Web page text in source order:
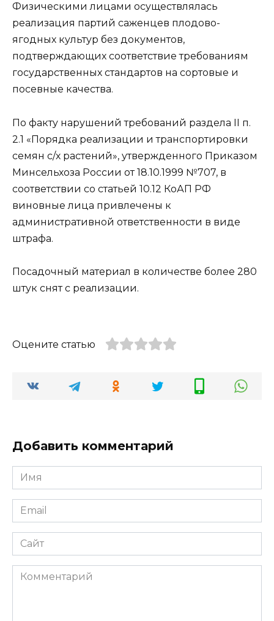
Физическими лицами осуществлялась
реализация партий саженцев плодово-
ягодных культур без документов,
подтверждающих соответствие требованиям
государственных стандартов на сортовые и
посевные качества.
По факту нарушений требований раздела II п.
2.1 «Порядка реализации и транспортировки
семян с/х растений», утвержденного Приказом
Минсельхоза России от 18.10.1999 №707, в
соответствии со статьей 10.12 КоАП РФ
виновные лица привлечены к
административной ответственности в виде
штрафа.
Посадочный материал в количестве более 280
штук снят с реализации.
Оцените статью
Добавить комментарий
Имя
*
Email
*
Сайт
Комментарий